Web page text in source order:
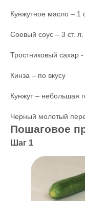
Кунжутное масло – 1
Соевый соус – 3 ст. л.
Тростниковый сахар -
Кинза – по вкусу
Кунжут – небольшая
Черный молотый
Пошаговое
Шаг 1